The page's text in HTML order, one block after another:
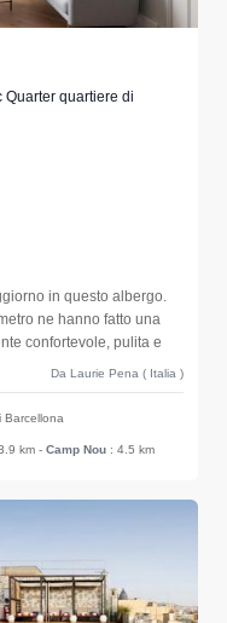
quartiere di
in questo albergo.
ne hanno fatto una
confortevole, pulita e
Da Laurie Pena ( Italia )
Barcellona
km - Camp Nou : 4.5 km